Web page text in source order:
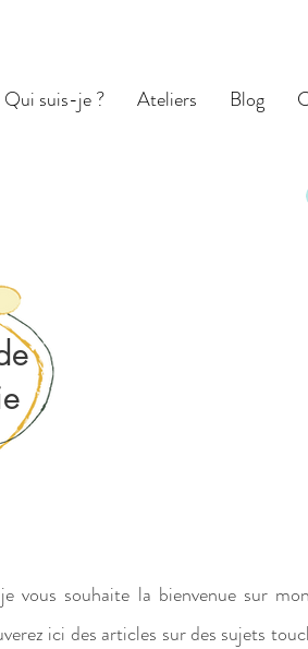
Qui suis-je ? Ateliers Blog
vous souhaite la bienvenue sur mon
ici des articles sur des sujets